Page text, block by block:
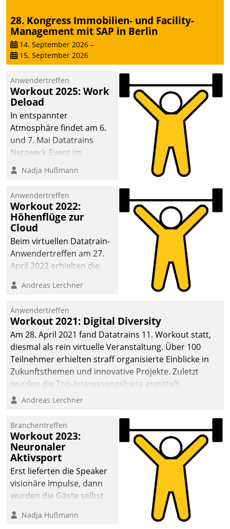
dem externen
Serviceteam, Anrufe von
Mietenden zügiger und
effizienter zu bearbeiten.
28. Kongress Immobilien- und Facility-
Management mit SAP in Berlin
14. September 2026 –
15. September 2026
Anwendertreffen
Workout 2025: Work
Deload
In entspannter
Atmosphäre findet am 6.
und 7. Mai Datatrains
Netzwerk-Event im
Kunden- und Partnerkreis
statt. Zentrale Frage: Wie
Mammutprojekte
meistern und Workloads
wuppen – bei zunehmend
anspruchsvollen
Aufgaben und
abnehmendem
Nadja Hußmann
Anwendertreffen
Workout 2022:
Höhenflüge zur
Cloud
Beim virtuellen Datatrain-
Anwendertreffen am 27.
April 2022 erhielten die
Teilnehmer kurzweilige
Cloud-Strategien und -
Lösungen mit hohem
Zukunftspotenzial.
Andreas Lerchner
Anwendertreffen
Workout 2021: Digital Diversity
Am 28. April 2021 fand Datatrains 11. Workout statt,
diesmal als rein virtuelle Veranstaltung. Über 100
Teilnehmer erhielten straff organisierte Einblicke in
Zukunftsthemen und innovative Projekte. Zuletzt
wurden die Top-Interessengebiete ermittelt.
Andreas Lerchner
Branchentreffen
Workout 2023:
Neuronaler
Aktivsport
Erst lieferten die Speaker
visionäre Impulse, dann
wurden die Gäste selbst
methodisch
Nadja Hußmann